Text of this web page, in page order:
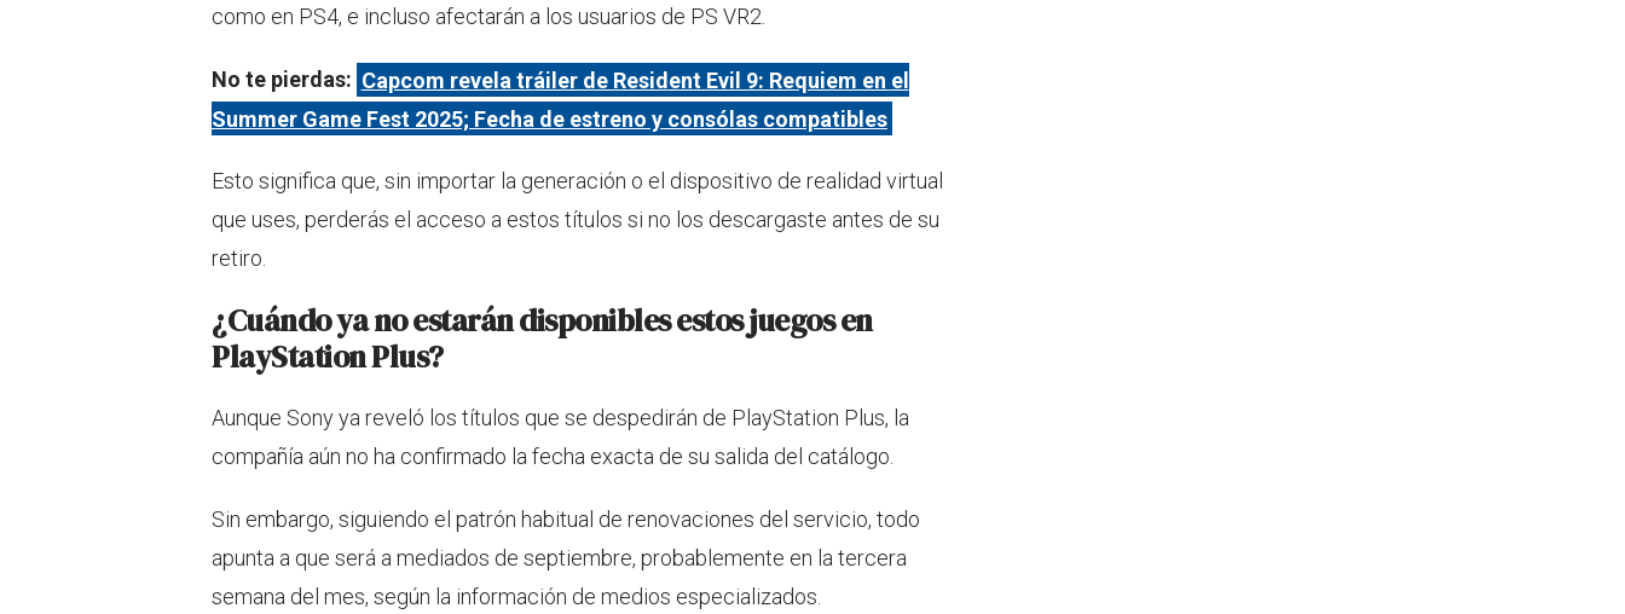
como en PS4, e incluso afectarán a los usuarios de PS VR2.
No te pierdas: Capcom revela tráiler de Resident Evil 9: Requiem en el
Summer Game Fest 2025; Fecha de estreno y consólas compatibles
Esto significa que, sin importar la generación o el dispositivo de realidad virtual
que uses, perderás el acceso a estos títulos si no los descargaste antes de su
retiro.
¿Cuándo ya no estarán disponibles estos juegos en
PlayStation Plus?
Aunque Sony ya reveló los títulos que se despedirán de PlayStation Plus, la
compañía aún no ha confirmado la fecha exacta de su salida del catálogo.
Sin embargo, siguiendo el patrón habitual de renovaciones del servicio, todo
apunta a que será a mediados de septiembre, probablemente en la tercera
semana del mes, según la información de medios especializados.